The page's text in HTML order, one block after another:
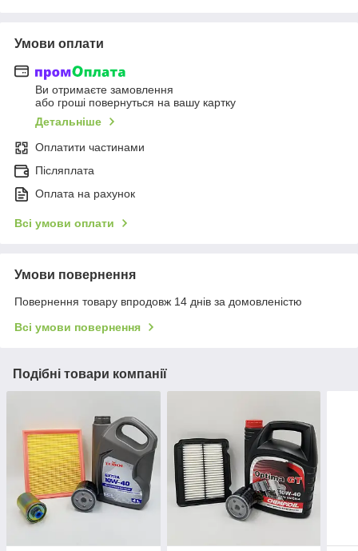
Умови оплати
Ви отримаєте замовлення
або гроші повернуться на вашу картку
Детальніше
Оплатити частинами
Післяплата
Оплата на рахунок
Всі умови оплати
Умови повернення
Повернення товару впродовж 14 днів за домовленістю
Всі умови повернення
Подібні товари компанії